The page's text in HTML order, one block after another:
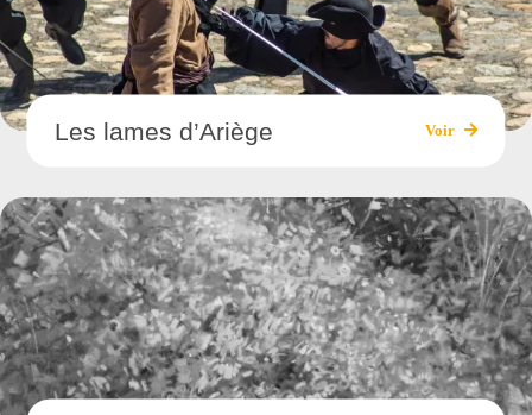
Les lames d’Ariège Voir